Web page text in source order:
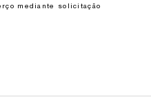
mediante solicitação